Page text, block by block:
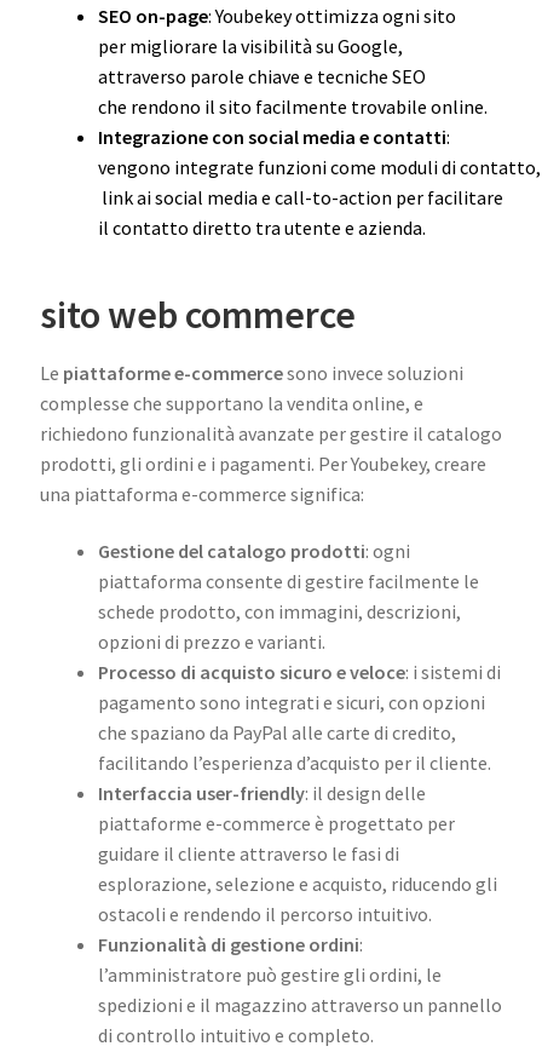
SEO on-page: Youbekey ottimizza ogni sito
per migliorare la visibilità su Google,
attraverso parole chiave e tecniche SEO
che rendono il sito facilmente trovabile online.
Integrazione con social media e contatti:
vengono integrate funzioni come moduli di contatto,
link ai social media e call-to-action per facilitare
il contatto diretto tra utente e azienda.
sito web commerce
Le piattaforme e-commercesono invece soluzioni
complesse che supportano la vendita online, e
richiedono funzionalità avanzate per gestire il catalogo
prodotti, gli ordini e i pagamenti. Per Youbekey, creare
una piattaforma e-commerce significa:
Gestione del catalogo prodotti: ogni
piattaforma consente di gestire facilmente le
schede prodotto, con immagini, descrizioni,
opzioni di prezzo e varianti.
Processo di acquisto sicuro e veloce: i sistemi di
pagamento sono integrati e sicuri, con opzioni
che spaziano da PayPal alle carte di credito,
facilitando l’esperienza d’acquisto per il cliente.
Interfaccia user-friendly: il design delle
piattaforme e-commerce è progettato per
guidare il cliente attraverso le fasi di
esplorazione, selezione e acquisto, riducendo gli
ostacoli e rendendo il percorso intuitivo.
Funzionalità di gestione ordini:
l’amministratore può gestire gli ordini, le
spedizioni e il magazzino attraverso un pannello
di controllo intuitivo e completo.